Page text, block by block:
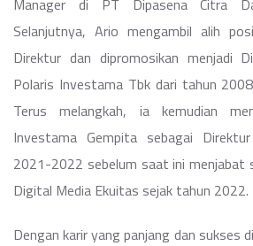
Manager di PT Dipasena Citra
Selanjutnya, Ario mengambil alih
Direktur dan dipromosikan menjadi
Polaris Investama Tbk dari tahun
Terus melangkah, ia kemudian
Investama Gempita sebagai
2021-2022 sebelum saat ini menjabat
Digital Media Ekuitas sejak tahun 2022.
Dengan karir yang panjang dan sukses